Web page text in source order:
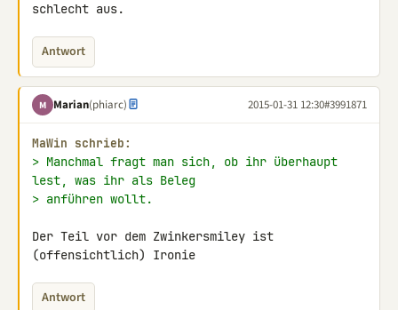
schlecht aus.
Antwort
M Marian(phiarc) 2015-01-31 12:30#3991871
MaWin schrieb:
> Manchmal fragt man sich, ob ihr überhaupt
lest, was ihr als Beleg
> anführen wollt.
Der Teil vor dem Zwinkersmiley ist
(offensichtlich) Ironie
Antwort